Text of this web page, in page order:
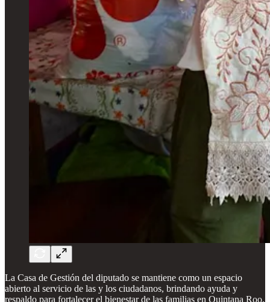
La Casa de Gestión del diputado se mantiene como un espacio
abierto al servicio de las y los ciudadanos, brindando ayuda y
respaldo para fortalecer el bienestar de las familias en Quintana Roo.